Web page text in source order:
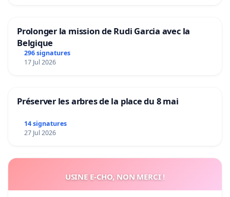
Prolonger la mission de Rudi Garcia avec la
Belgique
296 signatures
17 Jul 2026
Préserver les arbres de la place du 8 mai
14 signatures
27 Jul 2026
USINE E-CHO, NON MERCI !